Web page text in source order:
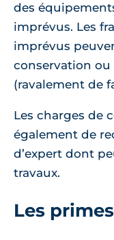
des
imprévus. Les
imprévus
conservation ou
(ravalement de
Les charges de
également de
d’expert dont
travaux.
Les